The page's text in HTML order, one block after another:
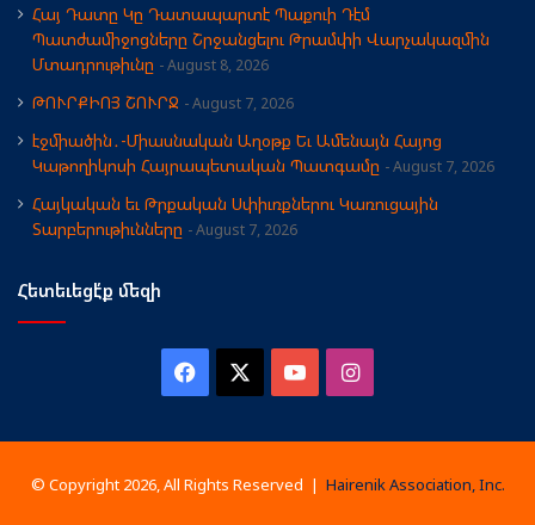
Հայ Դատը Կը Դատապարտէ Պաքուի Դէմ
Պատժամիջոցները Շրջանցելու Թրամփի Վարչակազմին
Մտադրութիւնը
August 8, 2026
ԹՈՒՐՔԻՈՅ ՇՈՒՐՋ August 7, 2026
էջմիածին․-Միասնական Աղօթք Եւ Ամենայն Հայոց
Կաթողիկոսի Հայրապետական Պատգամը
August 7, 2026
Հայկական եւ Թրքական Սփիւռքներու Կառուցային
Տարբերութիւնները
August 7, 2026
Հետեւեցէ՛ք մեզի
Facebook YouTubeInstagram
© Copyright 2026, All Rights Reserved | Hairenik Association, Inc.